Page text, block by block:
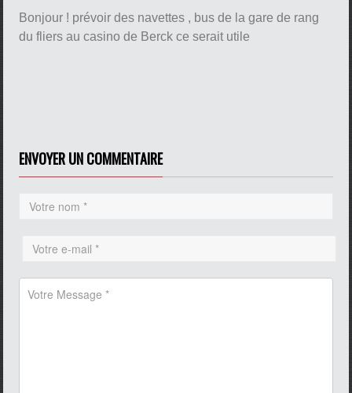
Bonjour ! prévoir des navettes , bus de la gare de rang
du fliers au casino de Berck ce serait utile
ENVOYER UN COMMENTAIRE